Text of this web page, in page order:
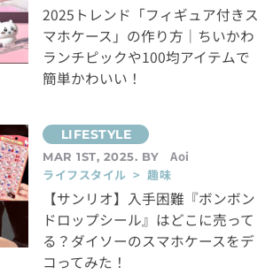
2025トレンド「フィギュア付きス
マホケース」の作り方｜ちいかわ
ランチピックや100均アイテムで
簡単かわいい！
MAR 1ST, 2025. BY
Aoi
ライフスタイル > 趣味
【サンリオ】入手困難『ボンボン
ドロップシール』はどこに売って
る？ダイソーのスマホケースをデ
コってみた！